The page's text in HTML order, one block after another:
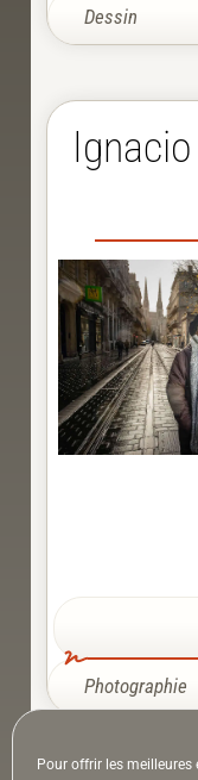
Pour offrir les meilleures
Dessin
Photographie